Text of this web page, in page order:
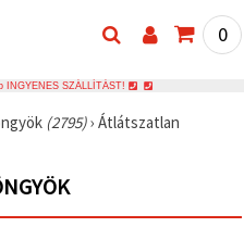
0
SZÁLLÍTÁST!
(2795)› Átlátszatlan